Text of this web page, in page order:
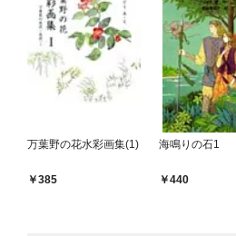
万葉野の花水彩画集(1)
385
海鳴りの石1
440